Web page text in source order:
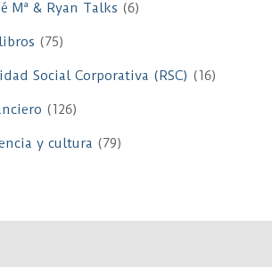
Mª & Ryan Talks (6)
(75)
Social Corporativa (RSC) (16)
(126)
y cultura (79)